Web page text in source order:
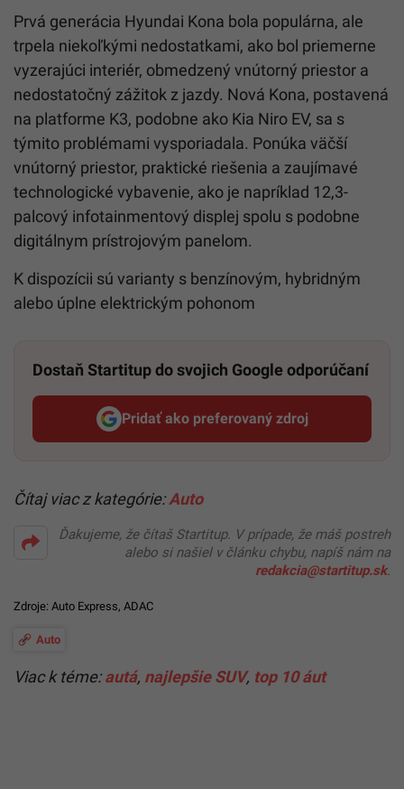
Prvá generácia Hyundai Kona bola populárna, ale
trpela niekoľkými nedostatkami, ako bol priemerne
vyzerajúci interiér, obmedzený vnútorný priestor a
nedostatočný zážitok z jazdy. Nová Kona, postavená
na platforme K3, podobne ako Kia Niro EV, sa s
týmito problémami vysporiadala. Ponúka väčší
vnútorný priestor, praktické riešenia a zaujímavé
technologické vybavenie, ako je napríklad 12,3-
palcový infotainmentový displej spolu s podobne
digitálnym prístrojovým panelom.
K dispozícii sú varianty s benzínovým, hybridným
alebo úplne elektrickým pohonom
Dostaň Startitup do svojich Google odporúčaní
Pridať ako preferovaný zdroj
Startitup, odkaz sa otvorí v
Čítaj viac z kategórie:Auto
Ďakujeme, že čítaš Startitup. V prípade, že máš postreh
alebo si našiel v článku chybu, napíš nám na
redakcia@startitup.sk.
Zdroje: Auto Express, ADAC
Auto
Viac k téme:autá, najlepšie SUV, top 10 áut